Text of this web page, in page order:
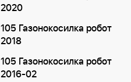
2020
105 Газонокосилка робот
2018
105 Газонокосилка робот
2016-02